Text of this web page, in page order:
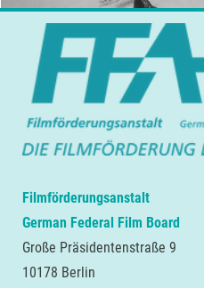
Filmförderungsanstalt
German Federal Film Board
Große Präsidentenstraße 9
10178 Berlin